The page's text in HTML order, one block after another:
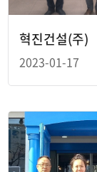
혁진건설(주)
2023-01-17